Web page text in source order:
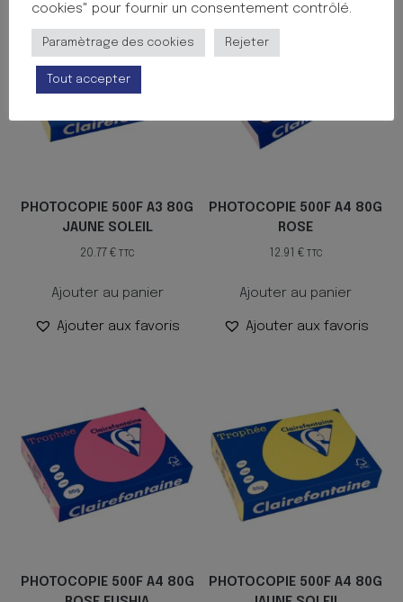
PHOTOCOPIE 500F A3 80G
JAUNE SOLEIL
20.77 € TTC
Ajouter au panier
Ajouter aux favoris
PHOTOCOPIE 500F A4 80G
ROSE
12.91 € TTC
Ajouter au panier
Ajouter aux favoris
PHOTOCOPIE 500F A4 80G
PHOTOCOPIE 500F A4 80G
cookies" pour fournir un consentement contrôlé.
Paramètrage des cookies Rejeter
Tout accepter